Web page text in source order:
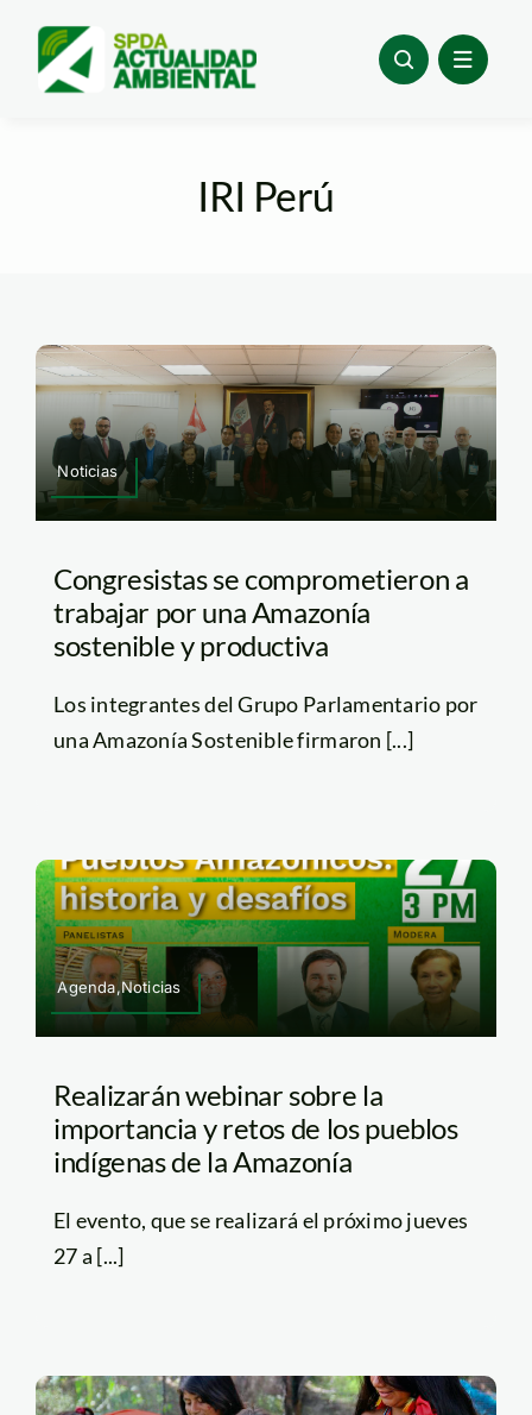
content
IRI Perú
Noticias
Congresistas se comprometieron a
trabajar por una Amazonía
sostenible y productiva
Los integrantes del Grupo Parlamentario por
una Amazonía Sostenible firmaron [...]
Agenda,Noticias
Realizarán webinar sobre la
importancia y retos de los pueblos
indígenas de la Amazonía
El evento, que se realizará el próximo jueves
27 a [...]